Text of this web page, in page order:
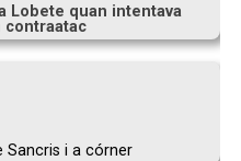
Lobete quan intentava
contraatac
Sancris i a córner